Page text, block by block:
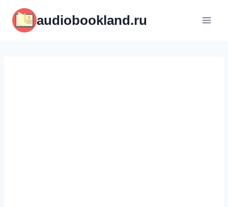
содержимому
audiobookland.ru